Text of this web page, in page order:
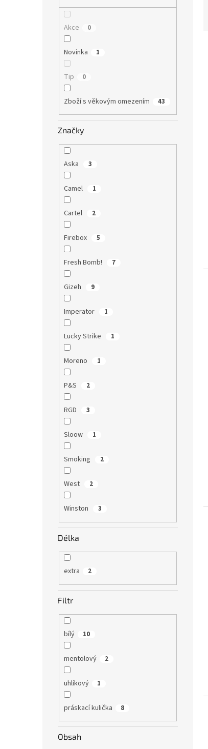
Akce 0
Novinka 1
Tip 0
Zboží s věkovým omezením 43
Značky
Aska 3
Camel 1
Cartel 2
Firebox 5
Fresh Bomb! 7
Gizeh 9
Imperator 1
Lucky Strike 1
Moreno 1
P&S 2
RGD 3
Sloow 1
Smoking 2
West 2
Winston 3
Délka
extra 2
Filtr
bílý 10
mentolový 2
uhlíkový 1
práskací kulička 8
Obsah